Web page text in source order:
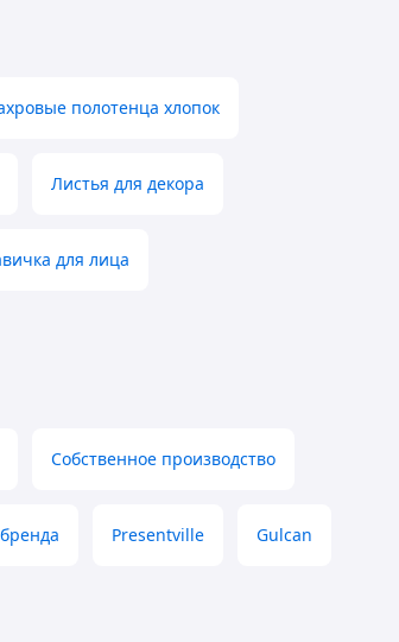
полотенца хлопок
Листья для декора
для лица
Собственное производство
Presentville Gulcan